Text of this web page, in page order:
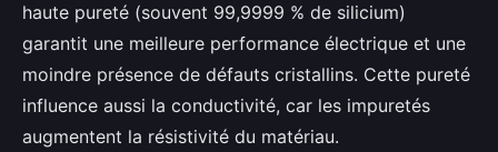
haute pureté (souvent 99,9999 % de silicium)
garantit une meilleure performance électrique et une
moindre présence de défauts cristallins. Cette pureté
influence aussi la conductivité, car les impuretés
augmentent la résistivité du matériau.